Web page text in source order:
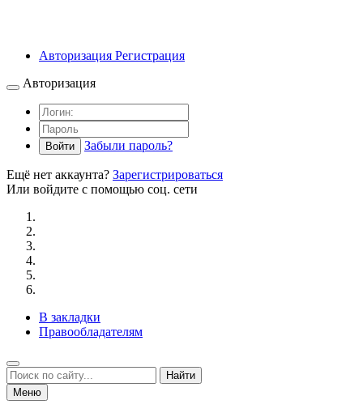
Авторизация Регистрация
Авторизация
Войти Забыли пароль?
Ещё нет аккаунта? Зарегистрироваться
Или войдите с помощью соц. сети
В закладки
Правообладателям
Найти
Меню